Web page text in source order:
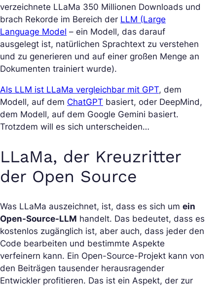
verzeichnete LLaMa 350 Millionen Downloads und
brach Rekorde im Bereich der LLM (Large
Language Model – ein Modell, das darauf
ausgelegt ist, natürlichen Sprachtext zu verstehen
und zu generieren und auf einer großen Menge an
Dokumenten trainiert wurde).
Als LLM ist LLaMa vergleichbar mit GPT, dem
Modell, auf dem ChatGPT basiert, oder DeepMind,
dem Modell, auf dem Google Gemini basiert.
Trotzdem will es sich unterscheiden…
LLaMa, der Kreuzritter
der Open Source
Was LLaMa auszeichnet, ist, dass es sich um ein
Open-Source-LLM handelt. Das bedeutet, dass es
kostenlos zugänglich ist, aber auch, dass jeder den
Code bearbeiten und bestimmte Aspekte
verfeinern kann. Ein Open-Source-Projekt kann von
den Beiträgen tausender herausragender
Entwickler profitieren. Das ist ein Aspekt, der zur